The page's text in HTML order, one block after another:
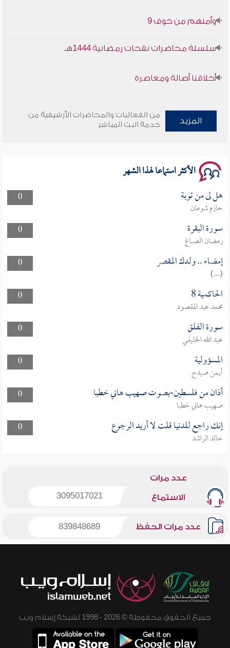
سلسلة محاضرات نفحات رمضانية 1444هـ
المزيد
من الفعاليات والمحاضرات الأرشيفية من
خدمة البث المباشر
الأكثر استماعا لهذا الشهر
0 هل لى من توبة
حازم شومان
0
سورة البقرة
رمضان الصباغ
0
إمضاء .. ولدك المقصر
(...)
0
الحاكمية 8
محمد عبد المقصود
0
سورة الفلق
عبد الله الخليفي
0
المسؤولية
أيمن صيدح
0
أذان من فلسطين-بصوت صهيب هاني خطبا
صهيب هاني خطبا
0
إنك راجع للدنيا قلت لا أريد الرجوع
خالد الراشد
عدد مرات
الاستماع 3095017021
عدد مرات الحفظ 839848689
جميع الحقوق محفوظة © 2026 - 1998 لشبكة إسلام ويب